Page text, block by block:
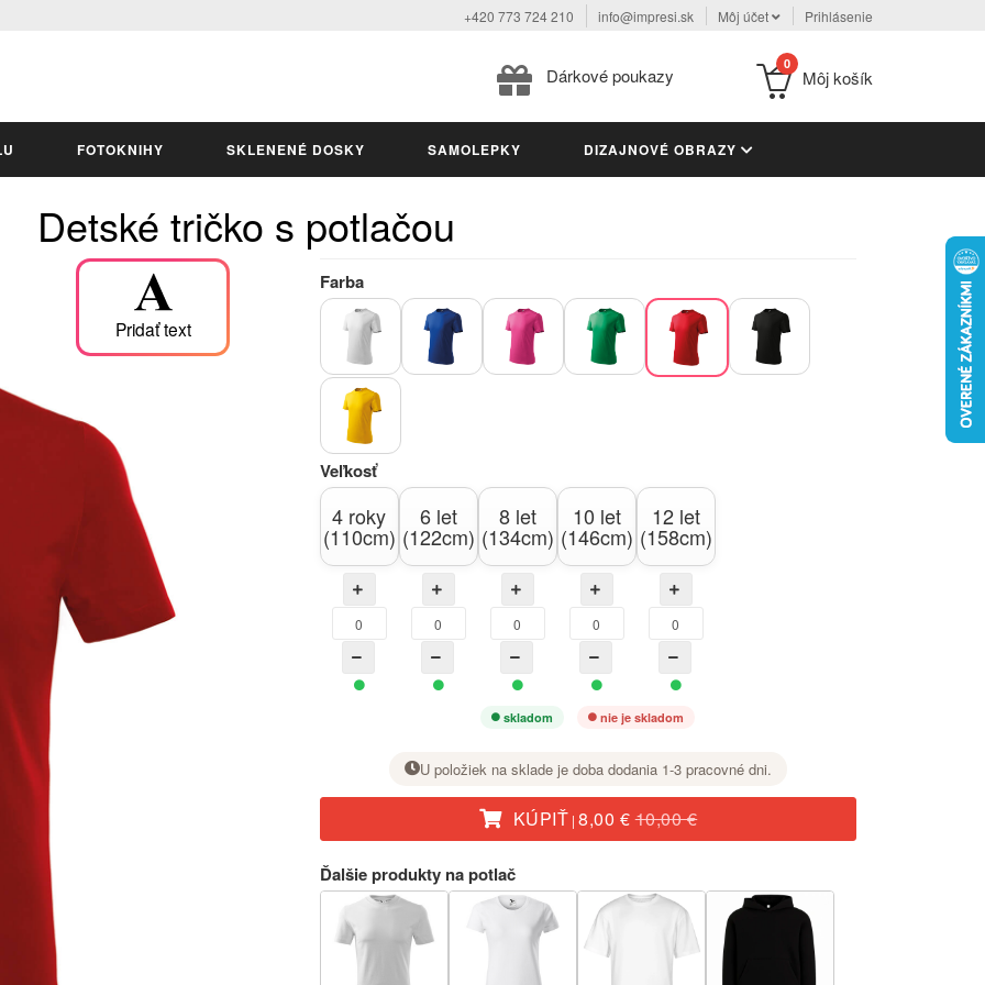
+420 773 724 210 info@impresi.sk Môj účet Prihlásenie
Dárkové poukazy
0
Môj košík
FOTOKNIHY SKLENENÉ DOSKY SAMOLEPKY DIZAJNOVÉ OBRAZY
Detské tričko s potlačou
Pridať text
Farba
Veľkosť
4 roky
(110cm)
6 let
(122cm)
8 let
(134cm)
10 let
(146cm)
12 let
(158cm)
skladom nie je skladom
U položiek na sklade je doba dodania 1-3 pracovné dni.
KÚPIŤ |8,00 €10,00 €
Ďalšie produkty na potlač